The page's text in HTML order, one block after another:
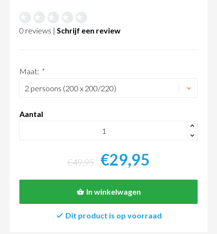
0 reviews | Schrijf een review
Maat: *
Aantal
+
-
€49,95 €29,95
In winkelwagen
Dit product is op voorraad